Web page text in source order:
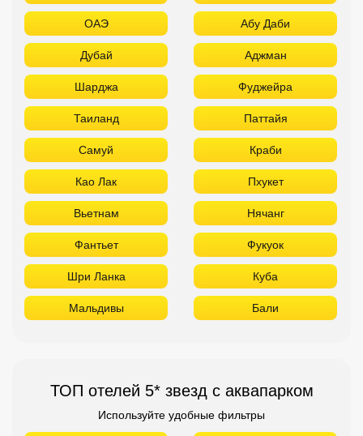
ОАЭ Абу Даби
Дубай Аджман
Шарджа Фуджейра
Таиланд Паттайя
Самуй Краби
Као Лак Пхукет
Вьетнам Нячанг
Фантьет Фукуок
Шри Ланка Куба
Мальдивы Бали
ТОП отелей 5* звезд с аквапарком
Используйте удобные фильтры